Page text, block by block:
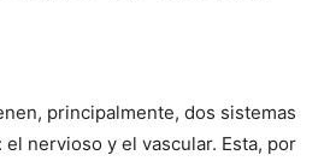
principalmente, dos sistemas
nervioso y el vascular. Esta, por